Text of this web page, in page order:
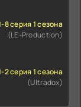
8 серия 1 сезона
(LE-Production)
2 серия 1 сезона
(Ultradox)